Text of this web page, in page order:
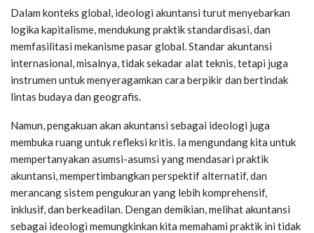
Dalam konteks global, ideologi akuntansi turut menyebarkan
logika kapitalisme, mendukung praktik standardisasi, dan
memfasilitasi mekanisme pasar global. Standar akuntansi
internasional, misalnya, tidak sekadar alat teknis, tetapi juga
instrumen untuk menyeragamkan cara berpikir dan bertindak
lintas budaya dan geografis.
Namun, pengakuan akan akuntansi sebagai ideologi juga
membuka ruang untuk refleksi kritis. Ia mengundang kita untuk
mempertanyakan asumsi-asumsi yang mendasari praktik
akuntansi, mempertimbangkan perspektif alternatif, dan
merancang sistem pengukuran yang lebih komprehensif,
inklusif, dan berkeadilan. Dengan demikian, melihat akuntansi
sebagai ideologi memungkinkan kita memahami praktik ini tidak